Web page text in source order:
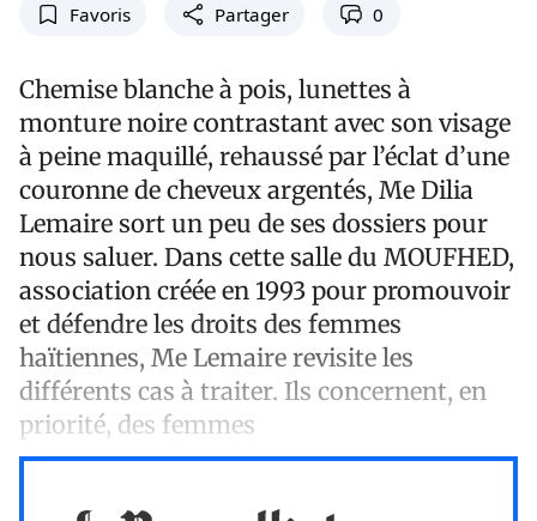
Favoris Partager 0
Chemise blanche à pois, lunettes à
monture noire contrastant avec son visage
à peine maquillé, rehaussé par l’éclat d’une
couronne de cheveux argentés, Me Dilia
Lemaire sort un peu de ses dossiers pour
nous saluer. Dans cette salle du MOUFHED,
association créée en 1993 pour promouvoir
et défendre les droits des femmes
haïtiennes, Me Lemaire revisite les
différents cas à traiter. Ils concernent, en
priorité, des femmes